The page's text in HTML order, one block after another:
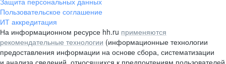
Пользовательское соглашение
ИТ аккредитация
На информационном ресурсе hh.ru применяются
рекомендательные технологии (информационные технологии
предоставления информации на основе сбора, систематизации
и анализа сведений, относящихся к предпочтениям пользователей